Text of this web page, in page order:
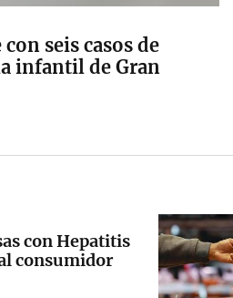
seis casos de
infantil de Gran
con Hepatitis
consumidor